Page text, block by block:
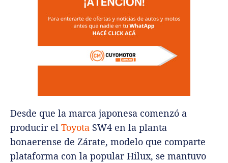
Desde que la marca japonesa comenzó a
producir el Toyota SW4 en la planta
bonaerense de Zárate, modelo que comparte
plataforma con la popular Hilux, se mantuvo